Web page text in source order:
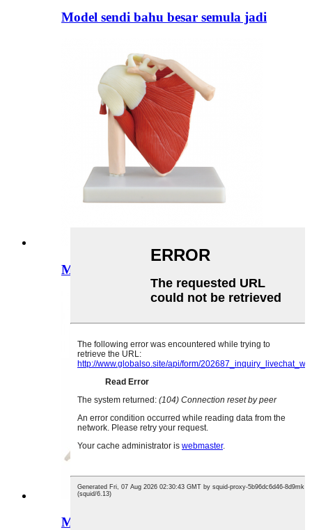
Model sendi bahu besar semula jadi
Model otot tali bahu besar semulajadi
Model fleksibel saiz hidup tulang